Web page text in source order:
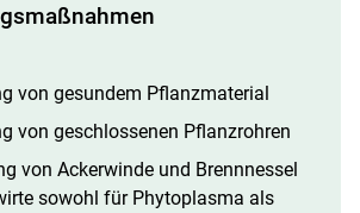
von gesundem Pflanzmaterial
von geschlossenen Pflanzrohren
von Ackerwinde und Brennnessel
sowohl für Phytoplasma als